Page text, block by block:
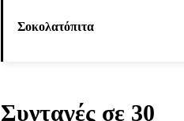
Σοκολατόπιτα
Συνταγές σε 30